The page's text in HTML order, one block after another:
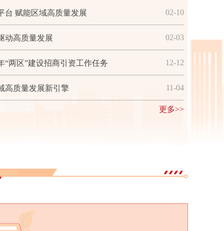
台 赋能区域高质量发展 02-10
动高质量发展 02-03
“两区”建设招商引资工作任务 12-12
高质量发展新引擎 11-04
更多>>